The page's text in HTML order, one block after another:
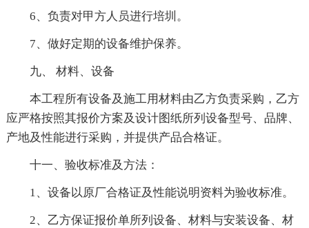
6、负责对甲方人员进行培圳。
7、做好定期的设备维护保养。
九、 材料、设备
本工程所有设备及施工用材料由乙方负责采购，乙方
应严格按照其报价方案及设计图纸所列设备型号、品牌、
产地及性能进行采购，并提供产品合格证。
十一、验收标准及方法：
1、设备以原厂合格证及性能说明资料为验收标准。
2、乙方保证报价单所列设备、材料与安装设备、材